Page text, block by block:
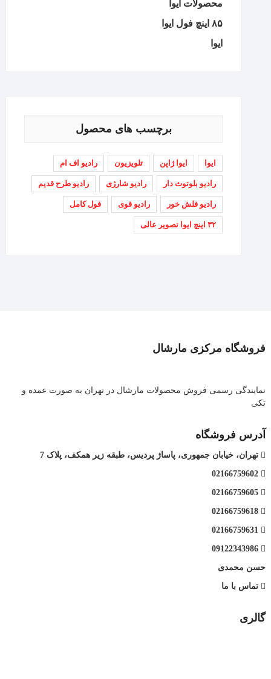
محصولات ایوا
۸۵ اینچ فول ایوا
ایوا
برچسب های محصول
ایوا ایوا ژاپن تلویزیون رادیو اف ام
رادیو بلوتوث دار رادیو شارژی رادیو طرح قدیم
رادیو فلش خور رادیو قوی فول کامل
۳۲ اینچ ایوا تصویر عالی
فروشگاه مرکزی مارشال
نمایندگی رسمی فروش محصولات مارشال در تهران به صورت عمده و
تکی
آدرس فروشگاه
تهران، خیابان جمهوری، پاساژ پردیس، طبقه زیر همکف، پلاک 7
حسن محمدی
تماس با ما
گالری